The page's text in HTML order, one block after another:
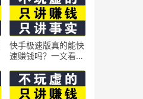
快手极速版真的能快
速赚钱吗？一文看懂